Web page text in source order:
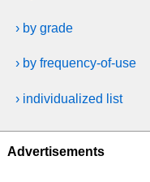
› by grade
› by frequency-of-use
› individualized list
Advertisements